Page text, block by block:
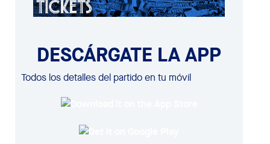
DESCÁRGATE LA APP
Todos los detalles del partido en tu móvil